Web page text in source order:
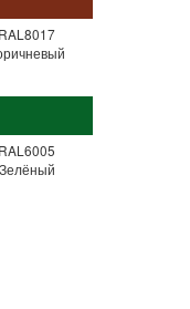
RAL8017
RAL6005
Зелёный